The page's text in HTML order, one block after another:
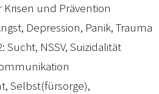
Krisen und Prävention
Depression, Panik, Trauma
Sucht, NSSV, Suizidalität
Selbst(fürsorge),